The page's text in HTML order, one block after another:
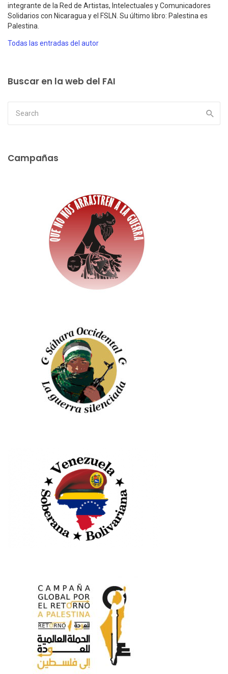
integrante de la Red de Artistas, Intelectuales y Comunicadores
Solidarios con Nicaragua y el FSLN. Su último libro: Palestina es
Palestina.
Todas las entradas del autor
Buscar en la web del FAI
Campañas